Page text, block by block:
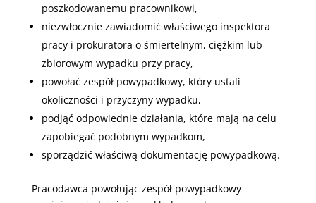
poszkodowanemu pracownikowi,
niezwłocznie zawiadomić właściwego inspektora
pracy i prokuratora o śmiertelnym, ciężkim lub
zbiorowym wypadku przy pracy,
powołać zespół powypadkowy, który ustali
okoliczności i przyczyny wypadku,
podjąć odpowiednie działania, które mają na celu
zapobiegać podobnym wypadkom,
sporządzić właściwą dokumentację powypadkową.
Pracodawca powołując zespół powypadkowy